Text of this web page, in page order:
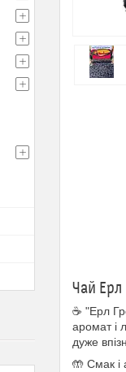
Чай Ерл
☕️ "Ерл
аромат і
дуже
🤲 Смак і